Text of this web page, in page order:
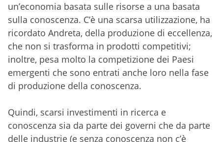
un’economia basata sulle risorse a una basata
sulla conoscenza. C’è una scarsa utilizzazione, ha
ricordato Andreta, della produzione di eccellenza,
che non si trasforma in prodotti competitivi;
inoltre, pesa molto la competizione dei Paesi
emergenti che sono entrati anche loro nella fase
di produzione della conoscenza.
Quindi, scarsi investimenti in ricerca e
conoscenza sia da parte dei governi che da parte
delle industrie (e senza conoscenza non c’è